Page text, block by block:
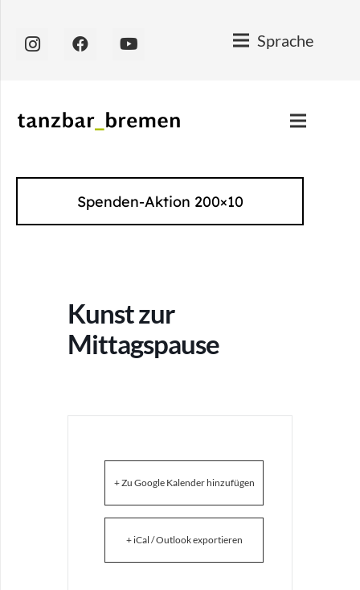
Sprache
Spenden-Aktion 200×10
Kunst zur
Mittagspause
+ Zu Google Kalender hinzufügen
+ iCal / Outlook exportieren